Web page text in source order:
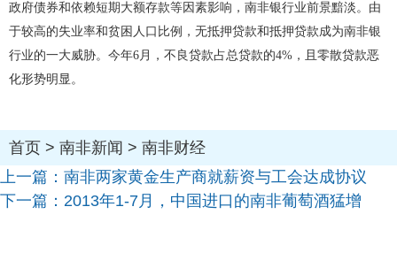
政府债券和依赖短期大额存款等因素影响，南非银行业前景黯淡。由
于较高的失业率和贫困人口比例，无抵押贷款和抵押贷款成为南非银
行业的一大威胁。今年6月，不良贷款占总贷款的4% ，且零散贷款恶
化形势明显。
首页 > 南非新闻 > 南非财经
上一篇： 南非两家黄金生产商就薪资与工会达成协议
下一篇： 2013年1-7月，中国进口的南非葡萄酒猛增